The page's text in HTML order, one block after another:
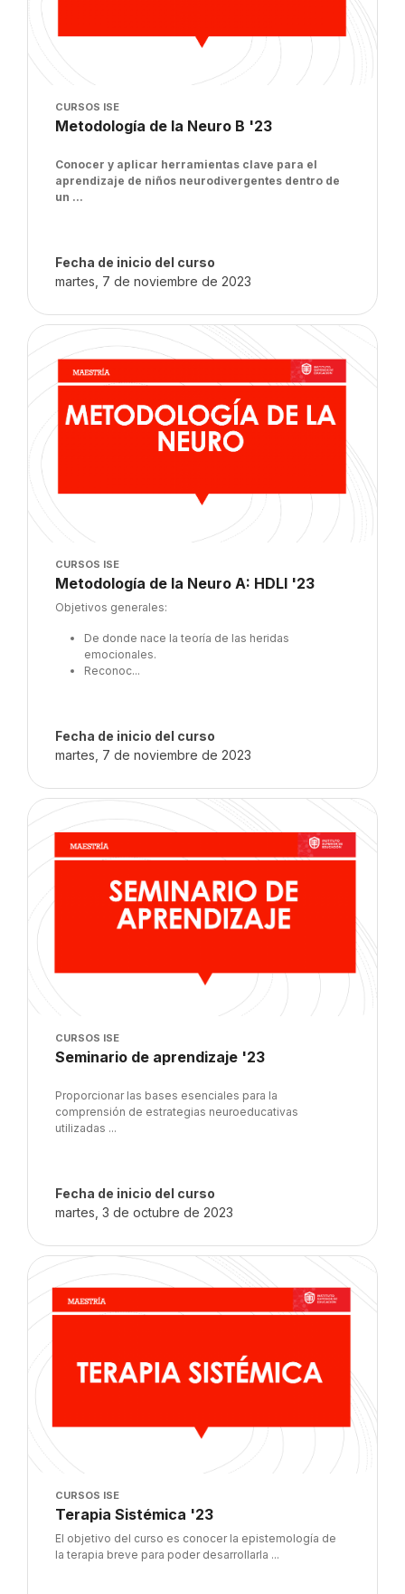
Imagen del curso
CURSOS ISE
Nombre del curso
Metodología de la Neuro B '23
Conocer y aplicar herramientas clave para el
aprendizaje de niños neurodivergentes dentro de
un ...
Fecha de inicio del curso
martes, 7 de noviembre de 2023
Imagen del curso" Metodología de la Neuro A: HDLI '23
Imagen del curso
CURSOS ISE
Nombre del curso
Metodología de la Neuro A: HDLI '23
Texto del resumen del curso:
Objetivos generales:
De donde nace la teoría de las heridas
emocionales.
Reconoc...
Fecha de inicio del curso
martes, 7 de noviembre de 2023
Imagen del curso" Seminario de aprendizaje '23
Imagen del curso
CURSOS ISE
Nombre del curso
Seminario de aprendizaje '23
Proporcionar las bases esenciales para la
comprensión de estrategias neuroeducativas
utilizadas ...
Fecha de inicio del curso
martes, 3 de octubre de 2023
Imagen del curso" Terapia Sistémica '23
Imagen del curso
CURSOS ISE
Nombre del curso
Terapia Sistémica '23
Texto del resumen del curso:
El objetivo del curso es conocer la epistemología de
la terapia breve para poder desarrollarla ...